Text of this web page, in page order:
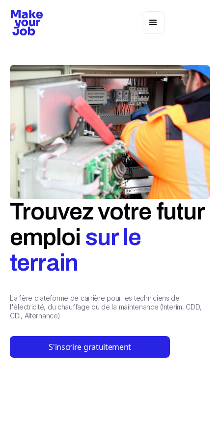
Trouvez votre futur
emploi sur le
terrain
La 1ère plateforme de carrière pour les techniciens de
l'électricité, du chauffage ou de la maintenance (Interim, CDD,
CDI, Alternance)
S'inscrire gratuitement